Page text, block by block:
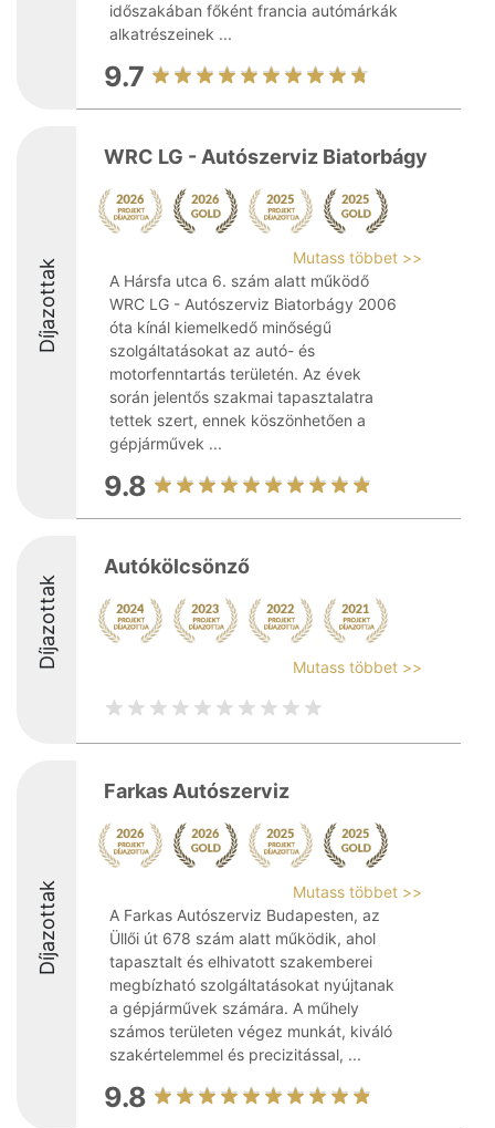
időszakában főként francia autómárkák
alkatrészeinek ...
9.7
Díjazottak
WRC LG - Autószerviz Biatorbágy
Mutass többet >>
A Hársfa utca 6. szám alatt működő
WRC LG - Autószerviz Biatorbágy 2006
óta kínál kiemelkedő minőségű
szolgáltatásokat az autó- és
motorfenntartás területén. Az évek
során jelentős szakmai tapasztalatra
tettek szert, ennek köszönhetően a
gépjárművek ...
9.8
Díjazottak
Autókölcsönző
Mutass többet >>
Díjazottak
Farkas Autószerviz
Mutass többet >>
A Farkas Autószerviz Budapesten, az
Üllői út 678 szám alatt működik, ahol
tapasztalt és elhivatott szakemberei
megbízható szolgáltatásokat nyújtanak
a gépjárművek számára. A műhely
számos területen végez munkát, kiváló
szakértelemmel és precizitással, ...
9.8